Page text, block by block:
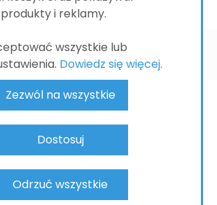
i reklamy.
wszystkie lub
Dowiedz się więcej.
Zezwól na wszystkie
Dostosuj
Odrzuć wszystkie
BATERIE ŁAZIENKOWE
ścienna